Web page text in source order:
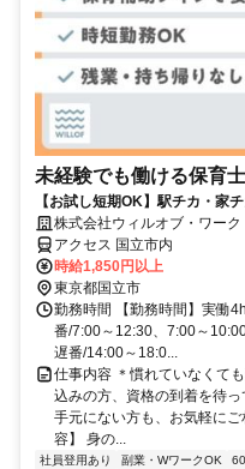
未経験でも働ける保育
【お試し短期OK】駅チカ・家
も高時給でスタート可能！
株式会社ウィルオブ・ワーク
アクセス 国立市内
時給1,850円以上
東京都国立市
勤務時間 【勤務時間】実働
番/7:00～12:30、7:00～
遅番/14:00～18:0...
仕事内容 ＊慣れていなくて
込みの方、資格の到着を待
手元にない方も、お気軽に
容】 身の...
社員登用あり 副業・WワークOK